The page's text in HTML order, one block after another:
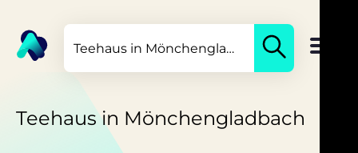
Teehaus in Mönchengladbach